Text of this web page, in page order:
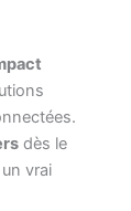
dès le
vrai